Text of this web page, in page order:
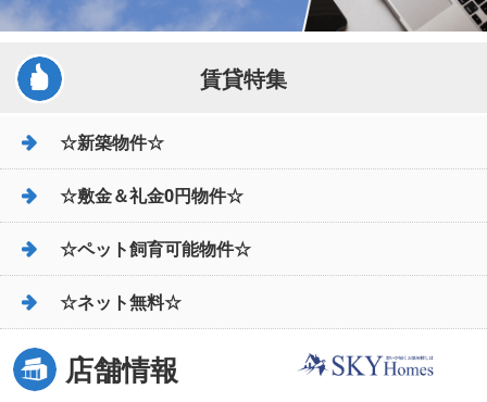
賃貸特集
☆新築物件☆
☆敷金＆礼金0円物件☆
☆ペット飼育可能物件☆
☆ネット無料☆
店舗情報